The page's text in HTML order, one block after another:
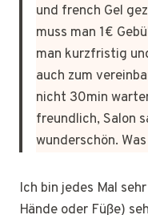
und french Gel
muss man 1€
man kurzfristig
auch zum
nicht 30min
freundlich, Salon
wunderschön.
Ich bin jedes Mal
Hände oder Füße)